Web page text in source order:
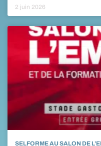
2 juin 2026
SELFORME AU SALON DE